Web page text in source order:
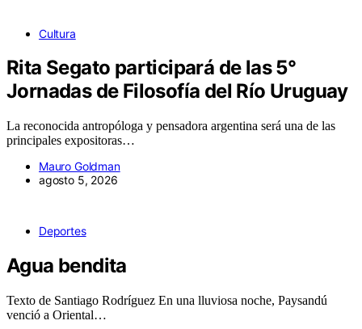
Cultura
Rita Segato participará de las 5°
Jornadas de Filosofía del Río Uruguay
La reconocida antropóloga y pensadora argentina será una de las
principales expositoras…
Mauro Goldman
agosto 5, 2026
Deportes
Agua bendita
Texto de Santiago Rodríguez En una lluviosa noche, Paysandú
venció a Oriental…